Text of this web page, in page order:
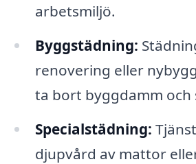
arbetsmiljö.
Byggstädning:
renovering eller
ta bort byggdamm och
Specialstädning:
djupvård av mattor